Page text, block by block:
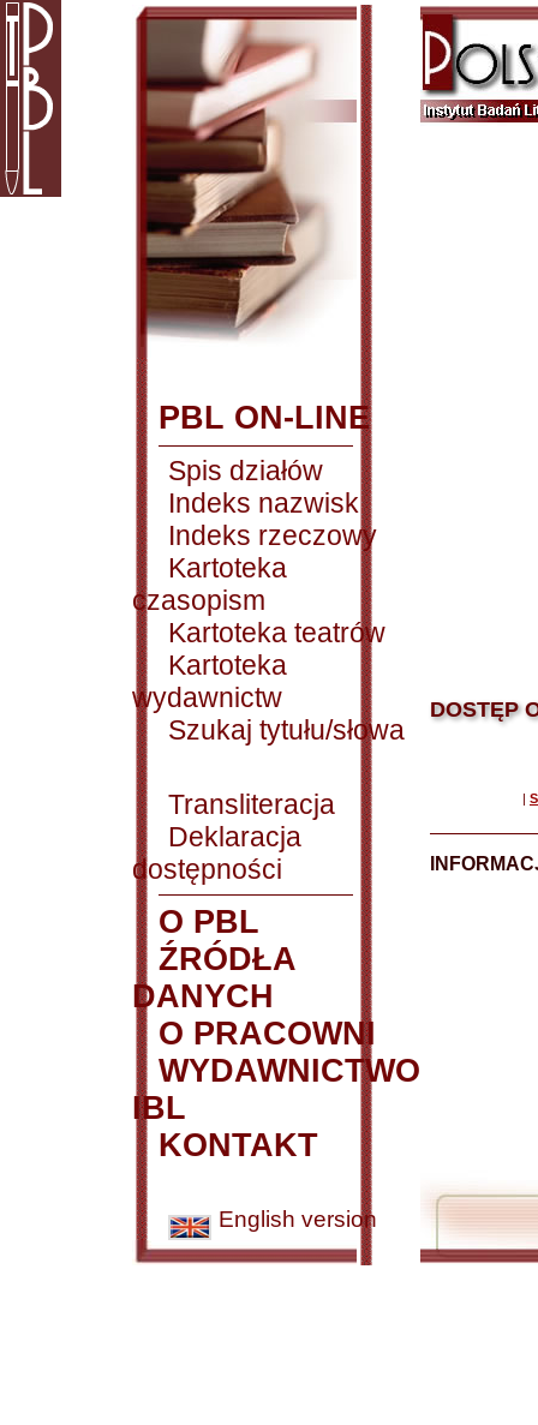
PBL ON-LINE
Spis działów
Indeks nazwisk
Indeks rzeczowy
Kartoteka
czasopism
Kartoteka teatrów
Kartoteka
wydawnictw
Szukaj tytułu/słowa
Transliteracja
Deklaracja
dostępności
O PBL
ŹRÓDŁA
DANYCH
O PRACOWNI
WYDAWNICTWO
IBL
KONTAKT
English version
DOSTĘP
|